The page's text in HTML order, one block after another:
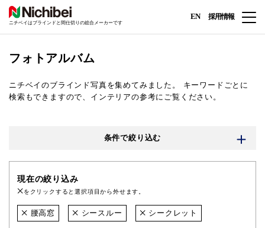
ニチベイはブラインドと間仕切りの総合メーカーです
EN 採用情報
フォトアルバム
ニチベイのブラインド写真を集めてみました。
キーワードごとに
検索もできますので、インテリアの参考にご覧ください。
条件で絞り込む
現在の絞り込み
をクリックすると選択項目から外せます。
腰高窓 シースルー シークレット